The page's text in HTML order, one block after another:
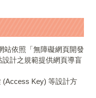
站依照「無障礙網頁開發
計之規範提供網頁導盲
(Access Key) 等設計方